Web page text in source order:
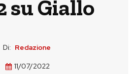
su Giallo
Di: Redazione
11/07/2022